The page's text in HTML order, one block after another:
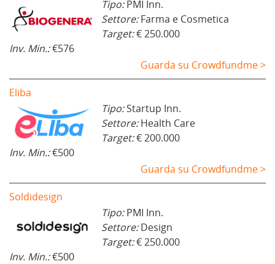
Tipo:PMI Inn.
Settore:Farma e Cosmetica
Target:€ 250.000
Inv. Min.:€576
Guarda su Crowdfundme >
Eliba
Tipo:Startup Inn.
Settore:Health Care
Target:€ 200.000
Inv. Min.:€500
Guarda su Crowdfundme >
Soldidesign
Tipo:PMI Inn.
Settore:Design
Target:€ 250.000
Inv. Min.:€500